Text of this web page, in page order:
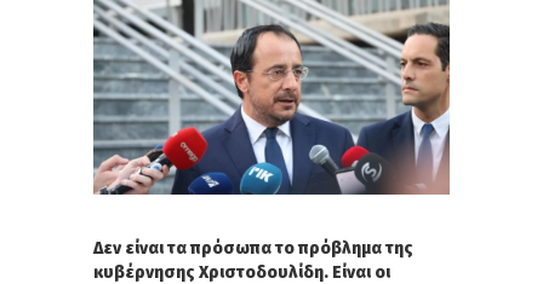
Δεν είναι τα πρόσωπα το πρόβλημα της
κυβέρνησης Χριστοδουλίδη. Είναι οι